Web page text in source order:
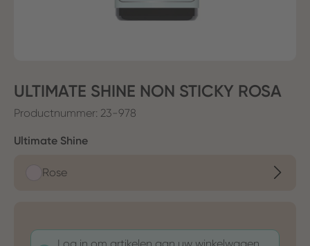
ULTIMATE SHINE NON STICKY ROSA
Productnummer: 23-978
Selecteer
Ultimate Shine
Rose
Log in om artikelen aan uw winkelwagen